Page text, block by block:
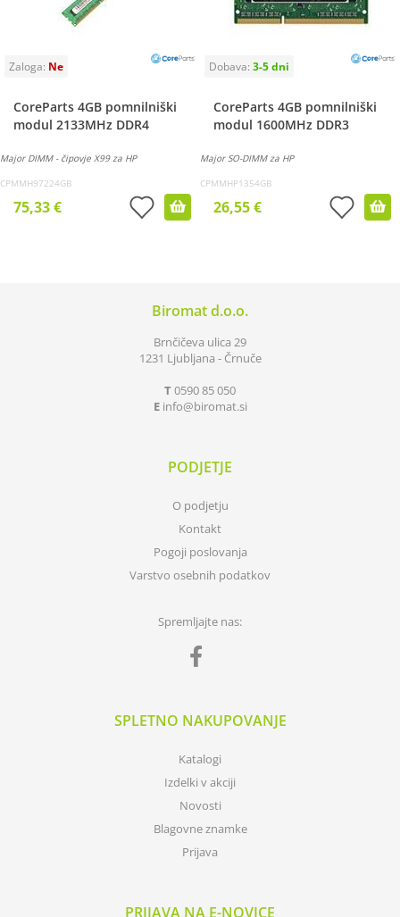
CoreParts 4GB pomnilniški
modul 2133MHz DDR4
Major DIMM - čipovje X99 za HP
CPMMH97224GB
75,33 €
CoreParts 4GB pomnilniški
modul 1600MHz DDR3
Major SO-DIMM za HP
CPMMHP1354GB
26,55 €
Biromat d.o.o.
Brnčičeva ulica 29
1231 Ljubljana - Črnuče
T0590 85 050
E info biromat.si
PODJETJE
O podjetju
Kontakt
Pogoji poslovanja
Varstvo osebnih podatkov
Spremljajte nas:
SPLETNO NAKUPOVANJE
Katalogi
Izdelki v akciji
Novosti
Blagovne znamke
Prijava
PRIJAVA NA E-NOVICE